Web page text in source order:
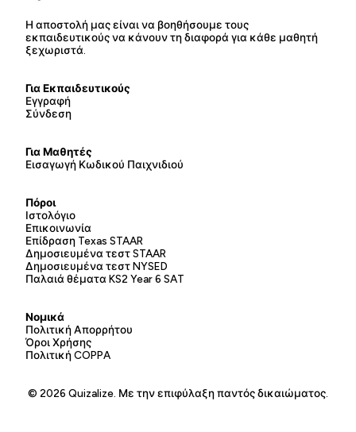
Η αποστολή μας είναι να βοηθήσουμε τους
εκπαιδευτικούς να κάνουν τη διαφορά για κάθε μαθητή
ξεχωριστά.
Για Εκπαιδευτικούς
Εγγραφή
Σύνδεση
Για Μαθητές
Εισαγωγή Κωδικού Παιχνιδιού
Πόροι
Ιστολόγιο
Επικοινωνία
Επίδραση Texas STAAR
Δημοσιευμένα τεστ STAAR
Δημοσιευμένα τεστ NYSED
Παλαιά θέματα KS2 Year 6 SAT
Νομικά
Πολιτική Απορρήτου
Όροι Χρήσης
Πολιτική COPPA
© 2026 Quizalize. Με την επιφύλαξη παντός δικαιώματος.